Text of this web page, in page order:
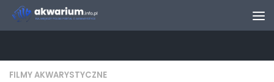
Skip to content
FILMY AKWARYSTYCZNE